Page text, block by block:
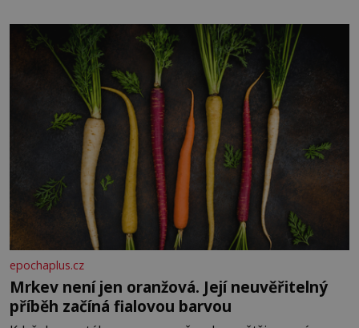
Je to opravdu tak, s věkem jako kdyby se paměť
rozhodla stávkovat. Cvičte
epochaplus.cz
Mrkev není jen oranžová. Její neuvěřitelný
příběh začíná fialovou barvou